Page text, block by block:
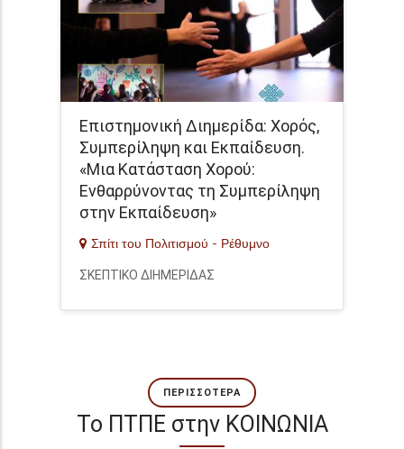
Επιστημονική Διημερίδα: Χορός,
Συμπερίληψη και Εκπαίδευση.
«Μια Κατάσταση Χορού:
Ενθαρρύνοντας τη Συμπερίληψη
στην Εκπαίδευση»
Σπίτι του Πολιτισμού - Ρέθυμνο
ΣΚΕΠΤΙΚΟ ΔΙΗΜΕΡΙΔΑΣ
ΠΕΡΙΣΣΌΤΕΡΑ
Το ΠΤΠΕ στην ΚΟΙΝΩΝΙΑ